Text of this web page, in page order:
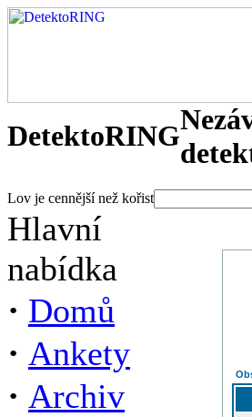
DetektoRING
Lov je cennější než kořist
Hlavní
nabídka
· Domů
· Ankety
· Archiv